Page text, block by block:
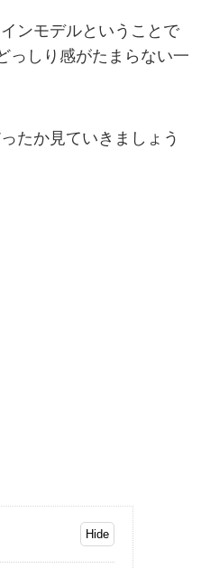
ンモデルということで
っしり感がたまらない一
たか見ていきましょう